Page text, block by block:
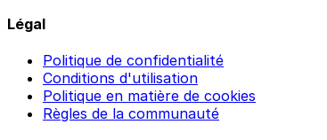
Légal
Politique de confidentialité
Conditions d'utilisation
Politique en matière de cookies
Règles de la communauté